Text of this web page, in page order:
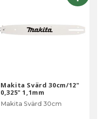
Makita Svärd 30cm/12"
0,325" 1,1mm
Makita Svärd 30cm